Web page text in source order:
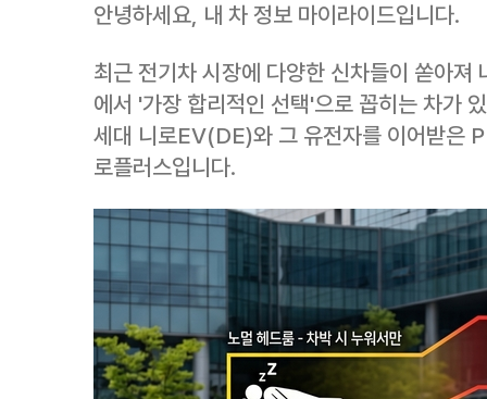
안녕하세요, 내 차 정보 마이라이드입니다.
최근 전기차 시장에 다양한 신차들이 쏟아져
에서 '가장 합리적인 선택'으로 꼽히는 차가
세대 니로EV(DE)와 그 유전자를 이어받
로플러스입니다.